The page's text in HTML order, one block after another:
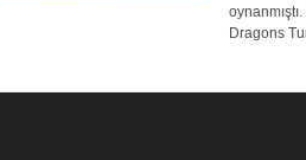
Dragons